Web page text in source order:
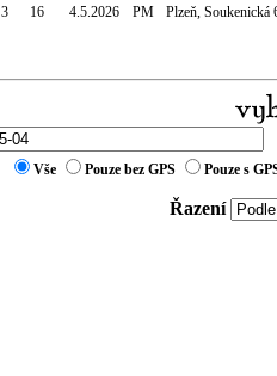
3 16 4.5.2026 PM Plzeň, Soukenická
Vše Pouze bez GPS Pouze s
Řazení